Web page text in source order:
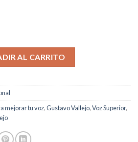
AL CARRITO
mejorar tu voz,Gustavo Vallejo,Voz Superior,